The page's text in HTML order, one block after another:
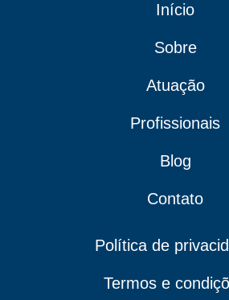
Início
Sobre
Atuação
Profissionais
Blog
Contato
Política de
Termos e